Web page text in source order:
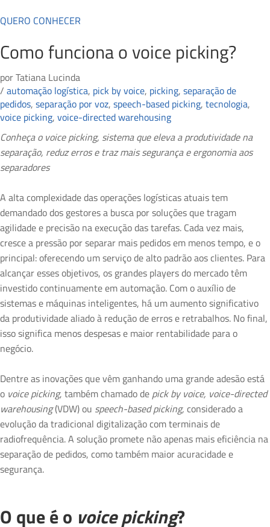
QUERO CONHECER
Como funciona o voice picking?
porTatiana Lucinda
/ automação logística, pick by voice, picking, separação de
pedidos, separação por voz, speech-based picking, tecnologia,
voice picking, voice-directed warehousing
Conheça o voice picking, sistema que eleva a produtividade na
separação, reduz erros e traz mais segurança e ergonomia aos
separadores
A alta complexidade das operações logísticas atuais tem
demandado dos gestores a busca por soluções que tragam
agilidade e precisão na execução das tarefas. Cada vez mais,
cresce a pressão por separar mais pedidos em menos tempo, e o
principal: oferecendo um serviço de alto padrão aos clientes. Para
alcançar esses objetivos, os grandes players do mercado têm
investido continuamente em automação. Com o auxílio de
sistemas e máquinas inteligentes, há um aumento significativo
da produtividade aliado à redução de erros e retrabalhos. No final,
isso significa menos despesas e maior rentabilidade para o
negócio.
Dentre as inovações que vêm ganhando uma grande adesão está
o voice picking, também chamado de pick by voice, voice-directed
warehousing(VDW) ou speech-based picking, considerado a
evolução da tradicional digitalização com terminais de
radiofrequência. A solução promete não apenas mais eficiência na
separação de pedidos, como também maior acuracidade e
segurança.
O que é o voice picking?